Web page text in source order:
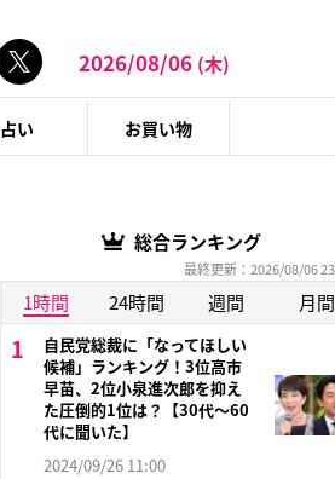
2026/08/06 (木)
占い お買い物
総合ランキング
最終更新：2026/08/06
1時間 24時間 週間 月間
自民党総裁に「なってほしい
候補」ランキング！3位高市
早苗、2位小泉進次郎を抑え
た圧倒的1位は？【30代〜60
代に聞いた】
2024/09/26 11:00